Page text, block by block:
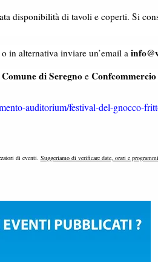
disponibilità di tavoli e coperti. Si
in alternativa inviare un’email a
Comune di Seregnoe Confcommercio
auditorium/festival-del-gnocco-
di eventi. Suggeriamo di verificare date, orari e